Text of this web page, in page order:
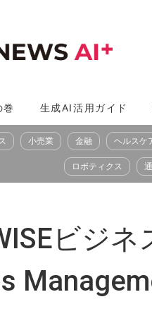
巻 生成AI活用ガイド
小売業 金融 ヘルスケ
ロボティクス
ビジ